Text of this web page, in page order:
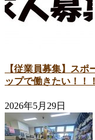
【従業員募集】ス
ップで働きたい！
2026年5月29日